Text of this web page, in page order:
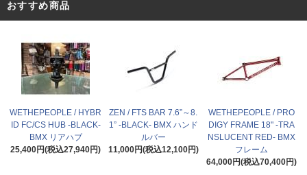
おすすめ商品
WETHEPEOPLE / HYBR
ID FC/CS HUB -BLACK-
BMX リアハブ
25,400円(税込27,940円)
ZEN / FTS BAR 7.6”～8.
1” -BLACK- BMX ハンド
ルバー
11,000円(税込12,100円)
WETHEPEOPLE / PRO
DIGY FRAME 18" -TRA
NSLUCENT RED- BMX
フレーム
64,000円(税込70,400円)